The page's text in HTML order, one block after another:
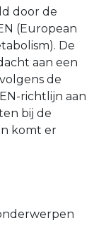
door de
(European
De
aan een
de
richtlijn aan
bij de
komt er